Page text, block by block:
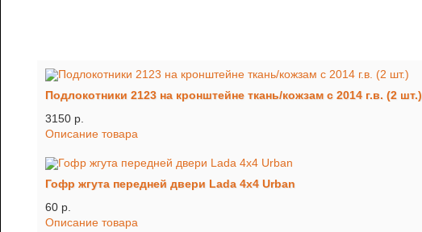
Подлокотники 2123 на кронштейне ткань/кожзам с 2014 г.в. (2 шт.)
3150 p.
Описание товара
Гофр жгута передней двери Lada 4х4 Urban
60 p.
Описание товара